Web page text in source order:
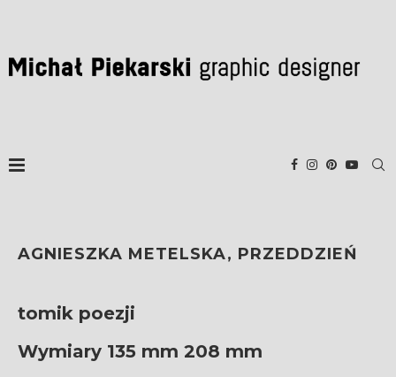
AGNIESZKA METELSKA, PRZEDDZIEŃ
tomik poezji
Wymiary 135 mm 208 mm